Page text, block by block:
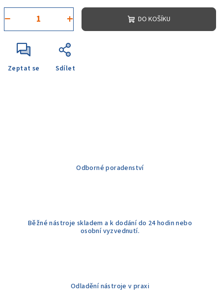
+
− DO KOŠÍKU
Zeptat se Sdílet
Odborné poradenství
Běžné nástroje skladem a k dodání do 24 hodin nebo
osobní vyzvednutí.
Odladění nástroje v praxi